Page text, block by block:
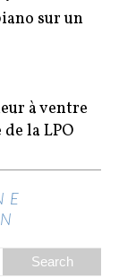
sur un
à ventre
la LPO